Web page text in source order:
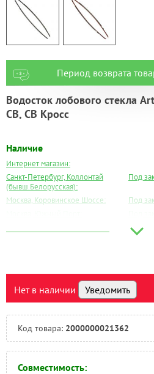
Период возврата
Водосток лобового стекла
СВ, СВ Кросс
Наличие
Интернет магазин:
Санкт-Петербург, Коллонтай
(бывш.Белорусская):
Под
Москва, Коровинское Шоссе:
Под
Под
Под
Тюмень:
Под
Нет в наличии Уведомить
Код товара: 2000000021362
Совместимость: